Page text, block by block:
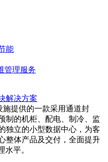
能
管理服务
解决方案
施提供的一款采用通道封
制的机柜、配电、制冷、监
独立的小型数据中心，为客
整体产品及交付，全面提升
水平。